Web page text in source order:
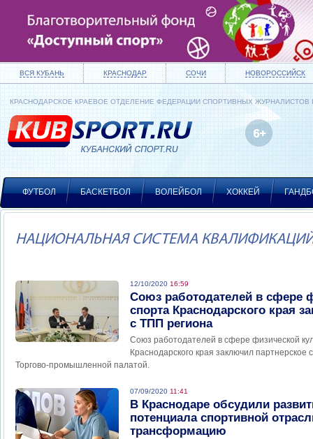
ВСЯ КУБАНЬ КРАСНОДАР СОЧИ НОВОРОССИЙСК
КРАСНОДАРСКОЕ КРАЕВОЕ ОТДЕЛЕНИЕ ФЕДЕРАЦИИ СПОРТИВНЫХ ЖУРНАЛИСТОВ
ФУТБОЛ БАСКЕТБОЛ ВОЛЕЙБОЛ ХОККЕЙ
НАЦИОНАЛЬНАЯ СИСТЕМА
12/10/2020 16:59
Союз работодателей в сфере
спорта Краснодарского края
с ТПП региона
Союз работодателей в сфере физической
Краснодарского края заключил партнерское
Торгово-промышленной палатой.
07/09/2020 11:41
В Краснодаре обсудили
потенциала спортивной
трансформацию